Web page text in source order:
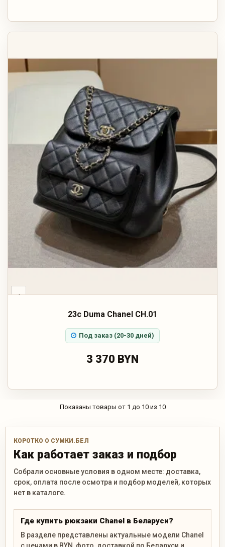
‹
23c Duma Chanel CH.01
Под заказ (20-30 дней)
3 370 BYN
Показаны товары от 1 до 10 из 10
КОРОТКО О СУМКИ.БЕЛ
Как работает заказ и подбор
Собрали основные условия в одном месте: доставка,
срок, оплата после осмотра и подбор моделей, которых
нет в каталоге.
Где купить рюкзаки Chanel в Беларуси?
В разделе представлены актуальные модели Chanel
с ценами в BYN, фото, доставкой по Беларуси и